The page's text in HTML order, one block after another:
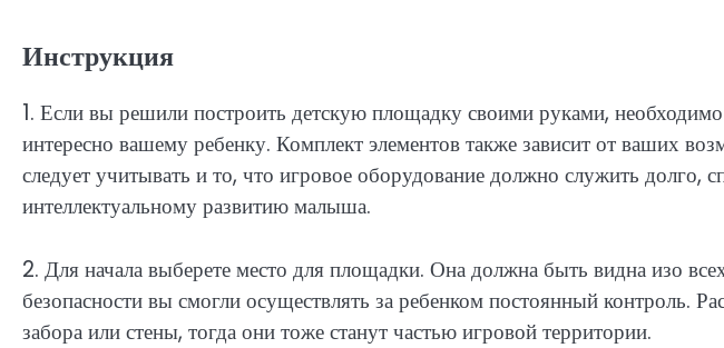
Инструкция
1. Если вы решили построить детскую площадку своими руками,
интересно вашему ребенку. Комплект элементов также зависит от ваших
следует учитывать и то, что игровое оборудование должно служить долго,
интеллектуальному развитию малыша.
2. Для начала выберете место для площадки. Она должна быть видна изо
безопасности вы смогли осуществлять за ребенком постоянный контроль.
забора или стены, тогда они тоже станут частью игровой территории.